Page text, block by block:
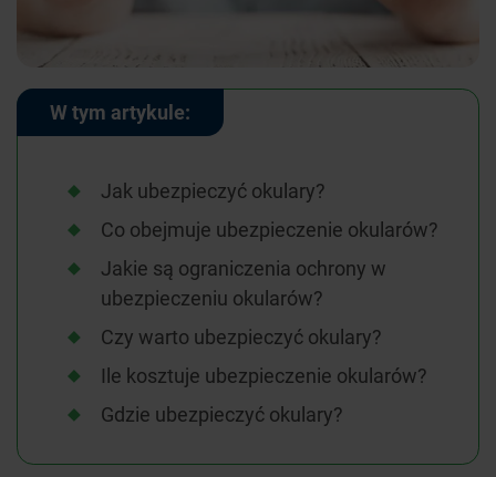
W tym artykule:
Jak ubezpieczyć okulary?
Co obejmuje ubezpieczenie okularów?
Jakie są ograniczenia ochrony w
ubezpieczeniu okularów?
Czy warto ubezpieczyć okulary?
Ile kosztuje ubezpieczenie okularów?
Gdzie ubezpieczyć okulary?